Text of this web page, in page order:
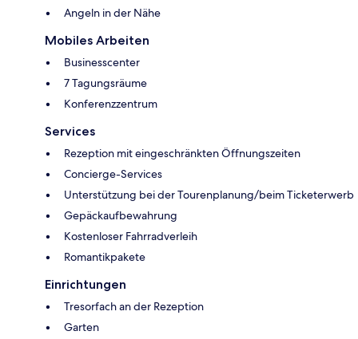
Angeln in der Nähe
Mobiles Arbeiten
Businesscenter
7 Tagungsräume
Konferenzzentrum
Services
Rezeption mit eingeschränkten Öffnungszeiten
Concierge-Services
Unterstützung bei der Tourenplanung/beim Ticketerwerb
Gepäckaufbewahrung
Kostenloser Fahrradverleih
Romantikpakete
Einrichtungen
Tresorfach an der Rezeption
Garten